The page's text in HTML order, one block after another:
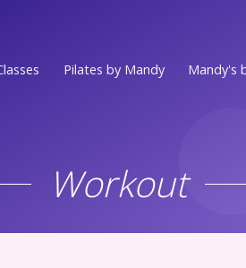
Pilates by Mandy Mandy's
Workout